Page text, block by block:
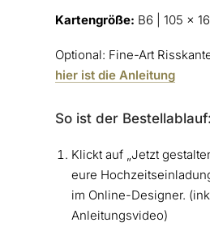
Kartengröße: B6 | 105 x
Optional: Fine-Art
hier ist die Anleitung
So ist der Bestellablauf:
Klickt auf „Jetzt
eure
im Online-Designer.
Anleitungsvideo)